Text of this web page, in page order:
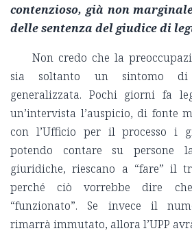
contenzioso, già non
delle sentenza del giudice di
Non credo che la
sia soltanto un sintomo di
generalizzata. Pochi giorni fa
un’intervista l’auspicio, di fonte
con l’Ufficio per il processo i
potendo contare su persone
giuridiche, riescano a “fare” il
perché ciò vorrebbe dire
“funzionato”. Se invece il
rimarrà immutato, allora l’UPP